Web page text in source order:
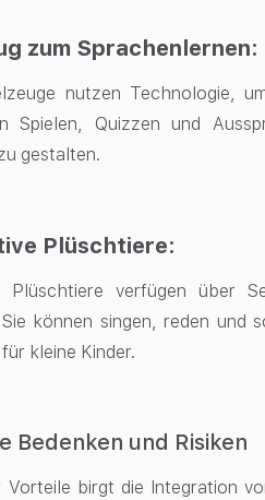
zum Sprachenlernen:
nutzen Technologie,
Spielen, Quizzen und
gestalten.
Plüschtiere:
Plüschtiere verfügen über
Sie können singen, reden
kleine Kinder.
Bedenken und Risiken
birgt die Integration